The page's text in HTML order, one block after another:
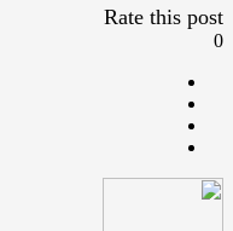
Rate this post
0